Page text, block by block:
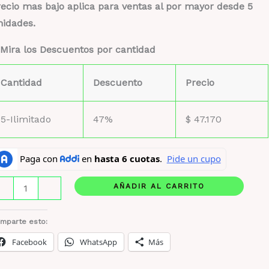
mas bajo aplica para ventas al por mayor desde 5
los Descuentos por cantidad
Cantidad Descuento Precio
5-Ilimitado 47% $ 47.170
AÑADIR AL CARRITO
esto:
Facebook WhatsApp Más